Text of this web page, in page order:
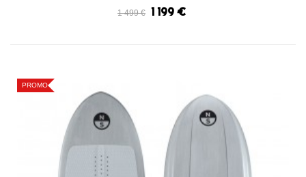
1 499 € 1 199 €
PROMO